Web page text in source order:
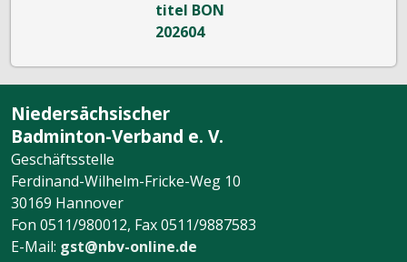
Niedersächsischer
Badminton-Verband e. V.
Geschäftsstelle
Ferdinand-Wilhelm-Fricke-Weg 10
30169 Hannover
Fon 0511/980012, Fax 0511/9887583
E-Mail: gst@nbv-online.de